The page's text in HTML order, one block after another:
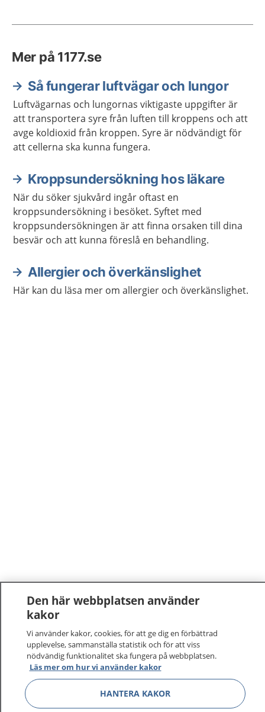
Mer på 1177.se
Så fungerar luftvägar och lungor
Luftvägarnas och lungornas viktigaste uppgifter är
att transportera syre från luften till kroppens och att
avge koldioxid från kroppen. Syre är nödvändigt för
att cellerna ska kunna fungera.
Kroppsundersökning hos läkare
När du söker sjukvård ingår oftast en
kroppsundersökning i besöket. Syftet med
kroppsundersökningen är att finna orsaken till dina
besvär och att kunna föreslå en behandling.
Allergier och överkänslighet
Här kan du läsa mer om allergier och överkänslighet.
1177 –tryggt om din hälsa och vård
På 1177.se får du råd om hälsa och information om
sjukdomar och vilka mottagningar du kan kontakta.
Logga in för att läsa din journal och göra dina
vårdärenden. Ring telefonnummer 1177 för
sjukvårdsrådgivning dygnet runt.
Den här webbplatsen använder
kakor
Vi använder kakor, cookies, för att ge dig en förbättrad
upplevelse, sammanställa statistik och för att viss
nödvändig funktionalitet ska fungera på webbplatsen.
Läs mer om hur vi använder kakor
HANTERA KAKOR